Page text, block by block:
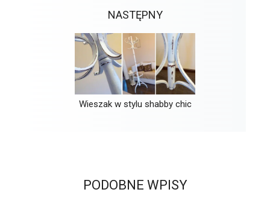
NASTĘPNY
Wieszak w stylu shabby chic
PODOBNE WPISY